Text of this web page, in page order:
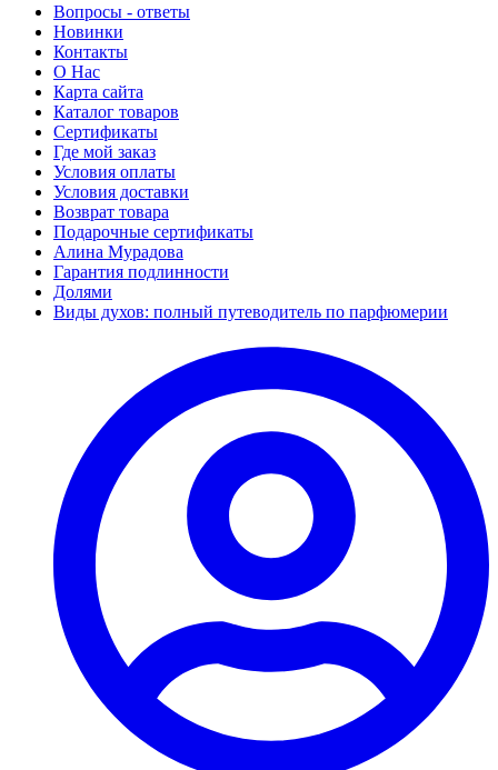
Вопросы - ответы
Новинки
Контакты
О Нас
Карта сайта
Каталог товаров
Сертификаты
Где мой заказ
Условия оплаты
Условия доставки
Возврат товара
Подарочные сертификаты
Алина Мурадова
Гарантия подлинности
Долями
Виды духов: полный путеводитель по парфюмерии